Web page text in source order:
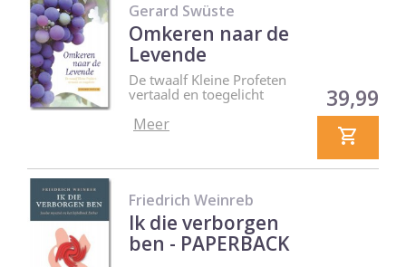
Gerard Swüste
Omkeren naar de
Levende
De twaalf Kleine Profeten
vertaald en toegelicht
Meer
Prijs
39,99
Friedrich Weinreb
Ik die verborgen
ben - PAPERBACK